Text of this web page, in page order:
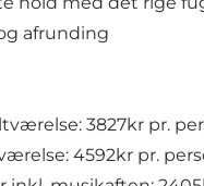
afrunding
3827kr pr.
4592kr pr.